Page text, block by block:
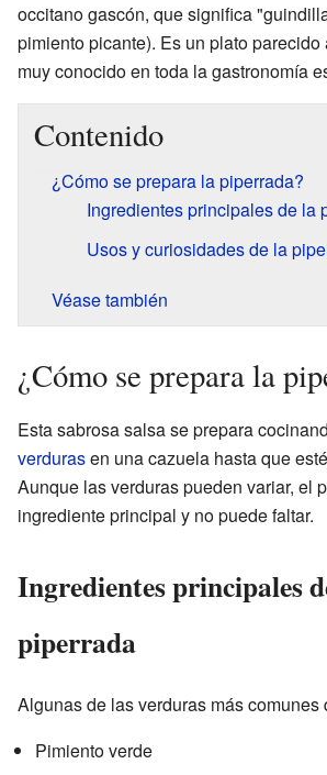
occitano gascón, que significa
pimiento picante). Es un plato parecido
muy conocido en toda la gastronomía
Contenido
¿Cómo se prepara la piperrada?
Ingredientes principales de la
Usos y curiosidades de la
Véase también
¿Cómo se prepara la
Esta sabrosa salsa se prepara
verdurasen una cazuela hasta que
Aunque las verduras pueden variar, el
ingrediente principal y no puede faltar.
Ingredientes principales
piperrada
Algunas de las verduras más comunes
Pimiento verde